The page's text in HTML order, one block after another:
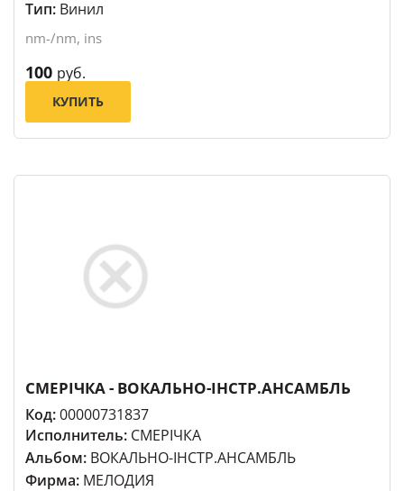
Тип: Винил
nm-/nm, ins
100 руб.
КУПИТЬ
СМЕРIЧКА - ВОКАЛЬНО-IНСТР.АНСАМБЛЬ
Код:00000731837
Исполнитель: СМЕРIЧКА
Альбом: ВОКАЛЬНО-IНСТР.АНСАМБЛЬ
Фирма: МЕЛОДИЯ